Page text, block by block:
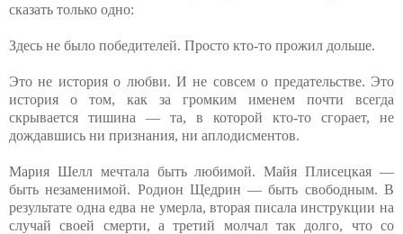
сказать только одно:
Здесь не было победителей. Просто кто-то прожил дольше.
Это не история о любви. И не совсем о предательстве. Это
история о том, как за громким именем почти всегда
скрывается тишина — та, в которой кто-то сгорает, не
дождавшись ни признания, ни аплодисментов.
Мария Шелл мечтала быть любимой. Майя Плисецкая —
быть незаменимой. Родион Щедрин — быть свободным. В
результате одна едва не умерла, вторая писала инструкции на
случай своей смерти, а третий молчал так долго, что со